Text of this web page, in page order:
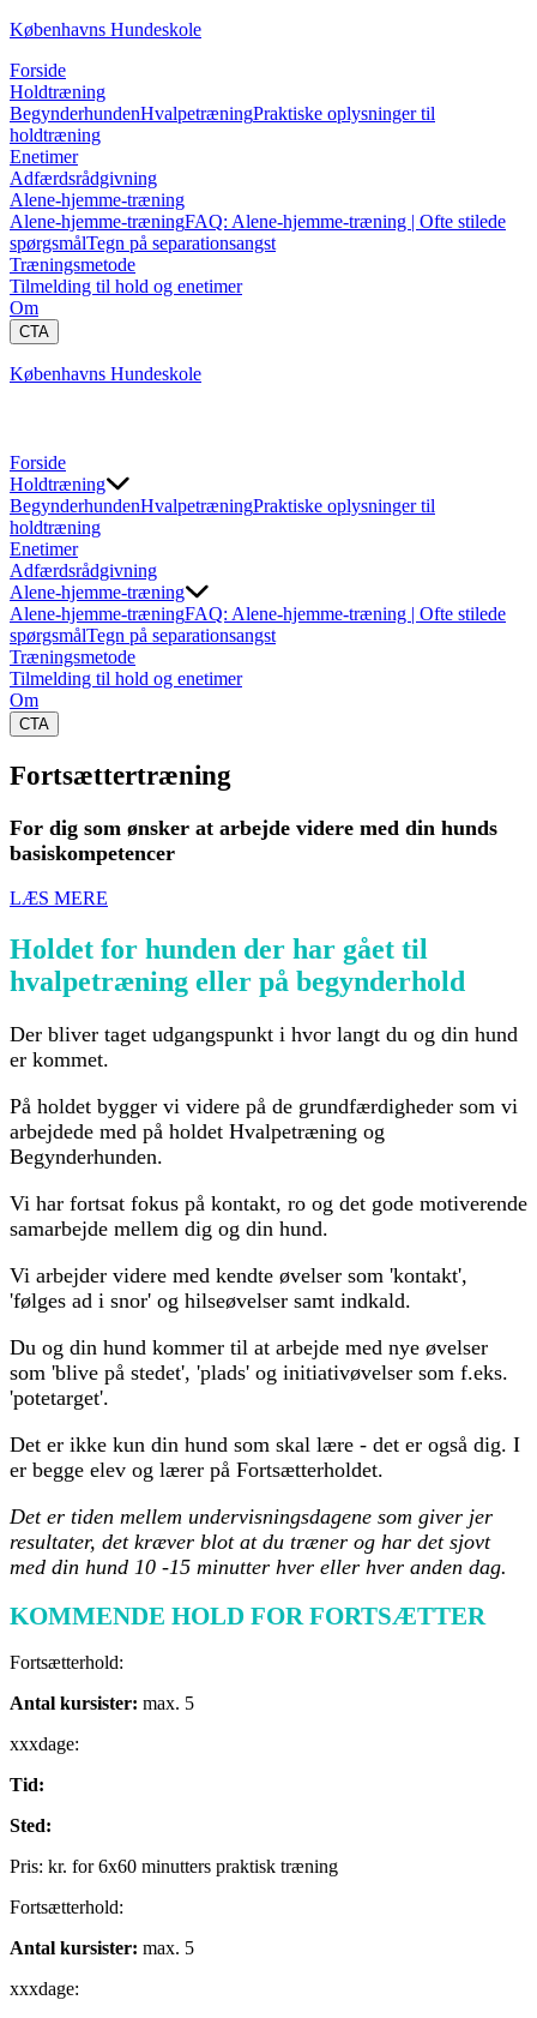
Københavns Hundeskole
Forside
Holdtræning
BegynderhundenHvalpetræningPraktiske oplysninger til
holdtræning
Enetimer
Adfærdsrådgivning
Alene-hjemme-træning
Alene-hjemme-træningFAQ: Alene-hjemme-træning | Ofte stilede
spørgsmålTegn på separationsangst
Træningsmetode
Tilmelding til hold og enetimer
Om
CTA
Københavns Hundeskole
Forside
Holdtræning
BegynderhundenHvalpetræningPraktiske oplysninger til
holdtræning
Enetimer
Adfærdsrådgivning
Alene-hjemme-træning
Alene-hjemme-træningFAQ: Alene-hjemme-træning | Ofte stilede
spørgsmålTegn på separationsangst
Træningsmetode
Tilmelding til hold og enetimer
Om
CTA
Fortsættertræning
For dig som ønsker at arbejde videre med din hunds
basiskompetencer
LÆS MERE
Holdet for hunden der har gået til
hvalpetræning eller på begynderhold
Der bliver taget udgangspunkt i hvor langt du og din hund
er kommet.
På holdet bygger vi videre på de grundfærdigheder som vi
arbejdede med på holdet Hvalpetræning og
Begynderhunden.
Vi har fortsat fokus på kontakt, ro og det gode motiverende
samarbejde mellem dig og din hund.
Vi arbejder videre med kendte øvelser som 'kontakt',
'følges ad i snor' og hilseøvelser samt indkald.
Du og din hund kommer til at arbejde med nye øvelser
som 'blive på stedet', 'plads' og initiativøvelser som f.eks.
'potetarget'.
Det er ikke kun din hund som skal lære - det er også dig. I
er begge elev og lærer på Fortsætterholdet.
Det er tiden mellem undervisningsdagene som giver jer
resultater, det kræver blot at du træner og har det sjovt
med din hund 10 -15 minutter hver eller hver anden dag.
KOMMENDE HOLD FOR FORTSÆTTER
Fortsætterhold:
Antal kursister: max. 5
xxxdage:
Tid:
Sted:
Pris: kr. for 6x60 minutters praktisk træning
Fortsætterhold:
Antal kursister: max. 5
xxxdage: